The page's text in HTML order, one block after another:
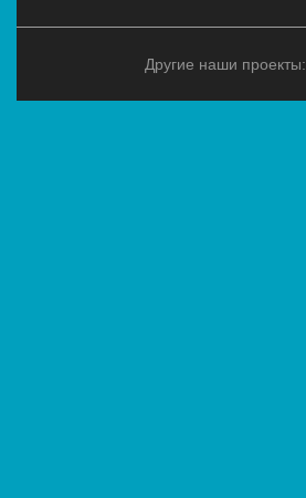
Другие наши проекты: